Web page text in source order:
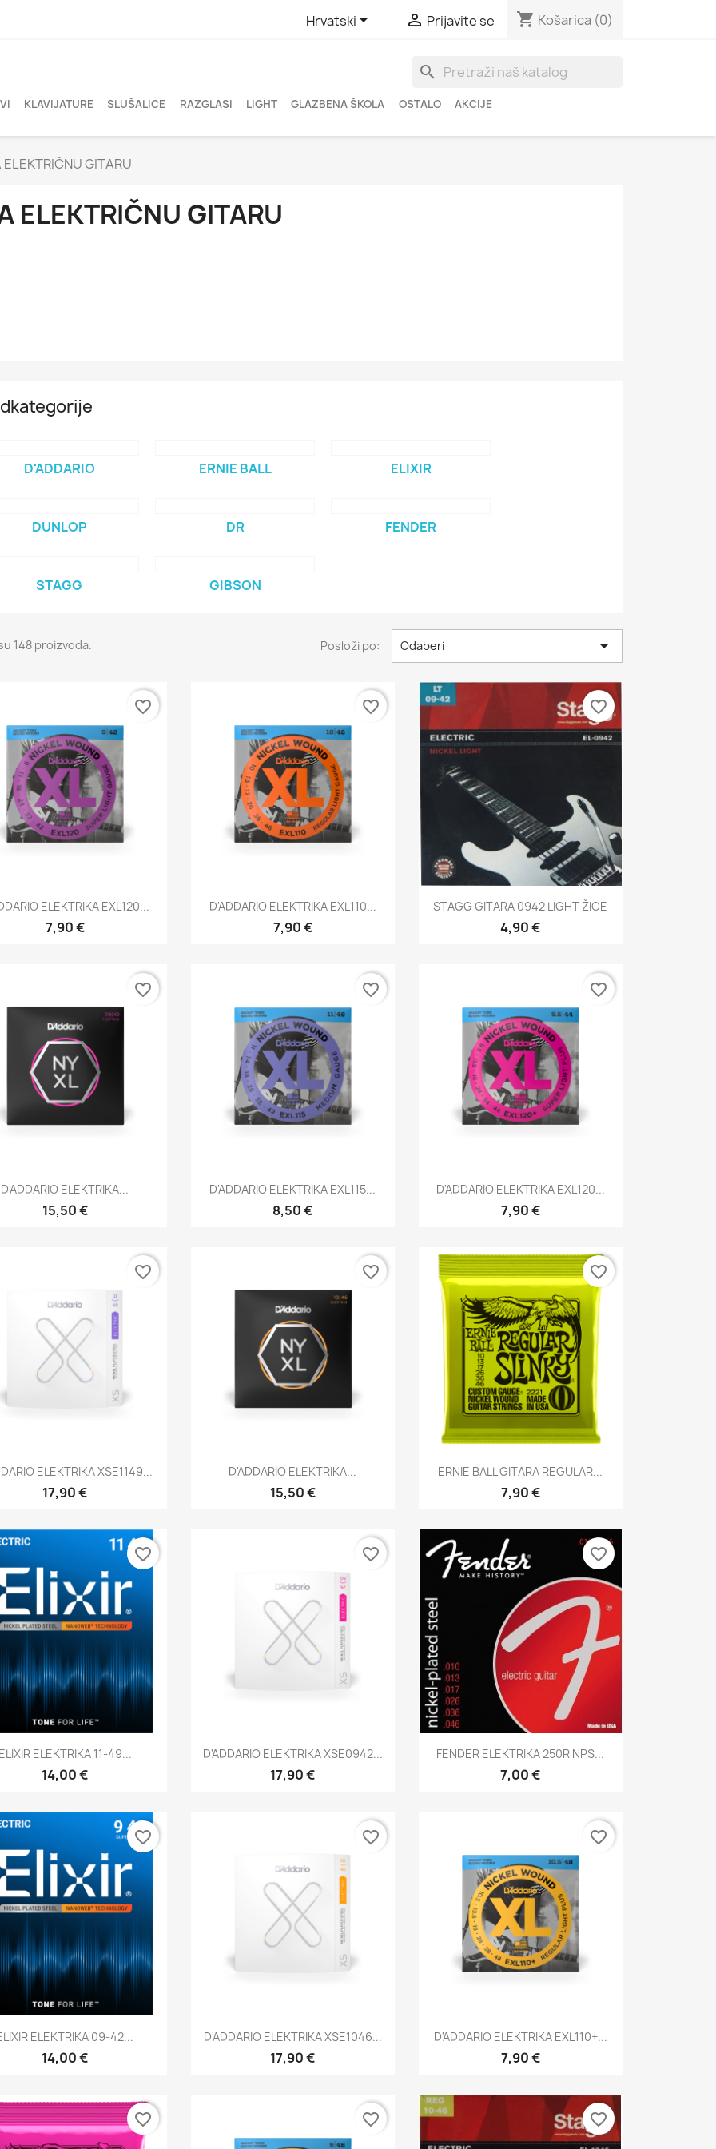
Hrvatski  Prijavite se shopping_cart Košarica (0)
search
KLAVIJATURE SLUŠALICE RAZGLASI LIGHT GLAZBENA ŠKOLA OSTALO AKCIJE
ELEKTRIČNU GITARU
ELEKTRIČNU GITARU
D'ADDARIO ERNIE BALL ELIXIR
DUNLOP DR FENDER
STAGG GIBSON
148 proizvoda. Posloži po: Odaberi 
Brzi pregled
ELEKTRIKA EXL120...
7,90 €
favorite_border
Brzi pregled
D'ADDARIO ELEKTRIKA EXL110...
7,90 €
favorite_border
Brzi pregled
STAGG GITARA 0942 LIGHT ŽICE
4,90 €
favorite_border
Brzi pregled
D'ADDARIO ELEKTRIKA...
15,50 €
favorite_border
Brzi pregled
D'ADDARIO ELEKTRIKA EXL115...
8,50 €
favorite_border
Brzi pregled
D'ADDARIO ELEKTRIKA EXL120...
7,90 €
favorite_border
Brzi pregled
ELEKTRIKA XSE1149...
17,90 €
favorite_border
Brzi pregled
D'ADDARIO ELEKTRIKA...
15,50 €
favorite_border
 Brzi pregled
ERNIE BALL GITARA REGULAR...
7,90 €
favorite_border
Brzi pregled
ELEKTRIKA 11-49...
14,00 €
favorite_border
Brzi pregled
D'ADDARIO ELEKTRIKA XSE0942...
17,90 €
favorite_border
Brzi pregled
FENDER ELEKTRIKA 250R NPS...
7,00 €
favorite_border
Brzi pregled
ELEKTRIKA 09-42...
14,00 €
favorite_border
Brzi pregled
D'ADDARIO ELEKTRIKA XSE1046...
17,90 €
favorite_border
Brzi pregled
D'ADDARIO ELEKTRIKA EXL110+...
7,90 €
favorite_border
favorite_border favorite_border favorite_border